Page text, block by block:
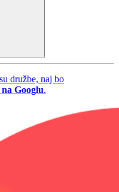
družbe, naj bo
Googlu.